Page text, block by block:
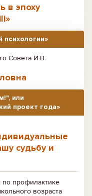
в эпоху
психологии»
Совета И.В.
или
проект года»
судьбу и
по профилактике
возраста